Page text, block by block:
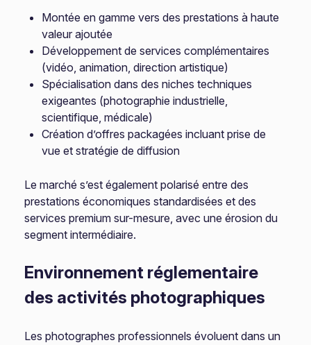
Montée en gamme vers des prestations à haute
valeur ajoutée
Développement de services complémentaires
(vidéo, animation, direction artistique)
Spécialisation dans des niches techniques
exigeantes (photographie industrielle,
scientifique, médicale)
Création d’offres packagées incluant prise de
vue et stratégie de diffusion
Le marché s’est également polarisé entre des
prestations économiques standardisées et des
services premium sur-mesure, avec une érosion du
segment intermédiaire.
Environnement réglementaire
des activités photographiques
Les photographes professionnels évoluent dans un